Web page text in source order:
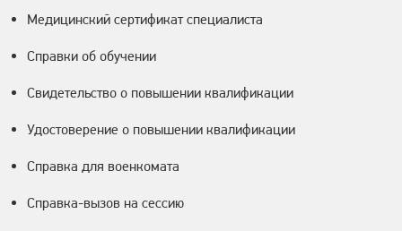
Медицинский сертификат специалиста
Справки об обучении
Свидетельство о повышении квалификации
Удостоверение о повышении квалификации
Справка для военкомата
Справка-вызов на сессию